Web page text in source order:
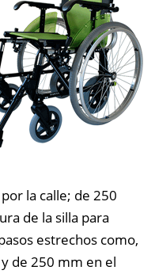
la calle; de 250
de la silla para
estrechos como,
de 250 mm en el